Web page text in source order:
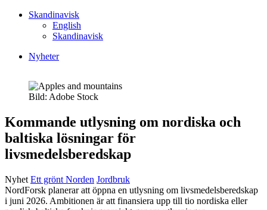
Skandinavisk
English
Skandinavisk
Nyheter
Bild: Adobe Stock
Facebook
Twitter
Linkedin
Kommande utlysning om nordiska och
baltiska lösningar för
livsmedelsberedskap
Nyhet Ett grönt Norden Jordbruk
NordForsk planerar att öppna en utlysning om livsmedelsberedskap
i juni 2026. Ambitionen är att finansiera upp till tio nordiska eller